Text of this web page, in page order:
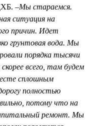
–Мы стараемся.
ситуация на
причин. Идет
грунтовая вода. Мы
порядка тысячи
всего, там будем
сплошным
полностью
потому что на
ремонт. Мы